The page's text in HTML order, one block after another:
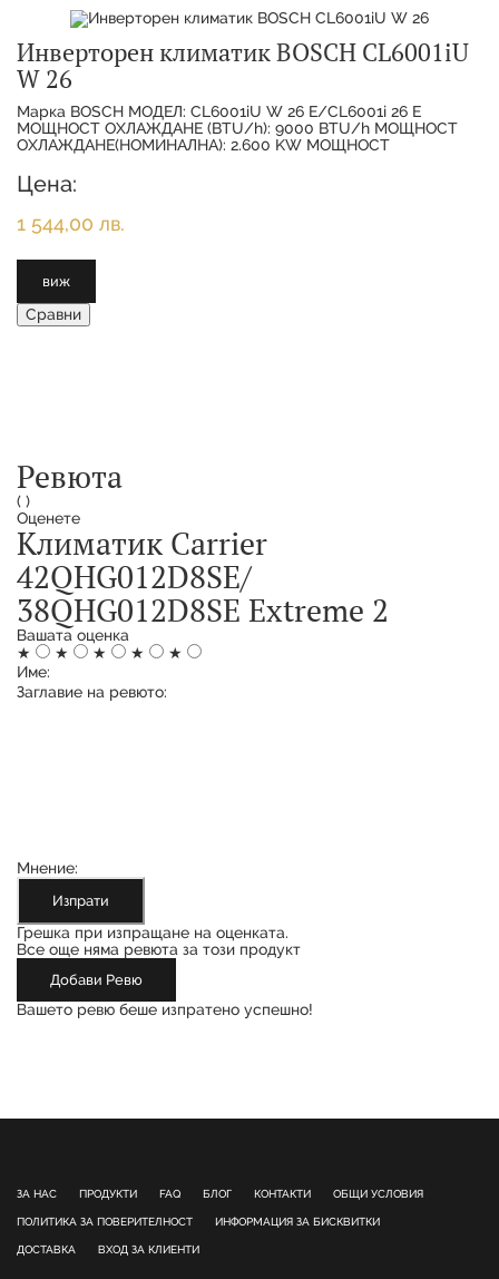
Инверторен климатик BOSCH CL6001iU
W 26
Марка BOSCH МОДЕЛ: CL6001iU W 26 E/CL6001i 26 E
МОЩНОСТ ОХЛАЖДАНЕ (BTU/h): 9000 BTU/h МОЩНОСТ
ОХЛАЖДАНЕ(НОМИНАЛНА): 2.600 KW МОЩНОСТ
Цена:
1 544,00 лв.
виж
Сравни
Ревюта
( )
Оценете
Климатик Carrier
42QHG012D8SE/
38QHG012D8SE Extreme 2
Вашата оценка
★
★ ★ ★
★
Име:
Заглавие на ревюто:
Мнение:
Изпрати
Грешка при изпращане на оценката.
Все още няма ревюта за този продукт
Добави Ревю
Вашето ревю беше изпратено успешно!
ЗА НАС ПРОДУКТИ FAQ БЛОГ КОНТАКТИ ОБЩИ УСЛОВИЯ
ПОЛИТИКА ЗА ПОВЕРИТЕЛНОСТ ИНФОРМАЦИЯ ЗА БИСКВИТКИ
ДОСТАВКА ВХОД ЗА КЛИЕНТИ